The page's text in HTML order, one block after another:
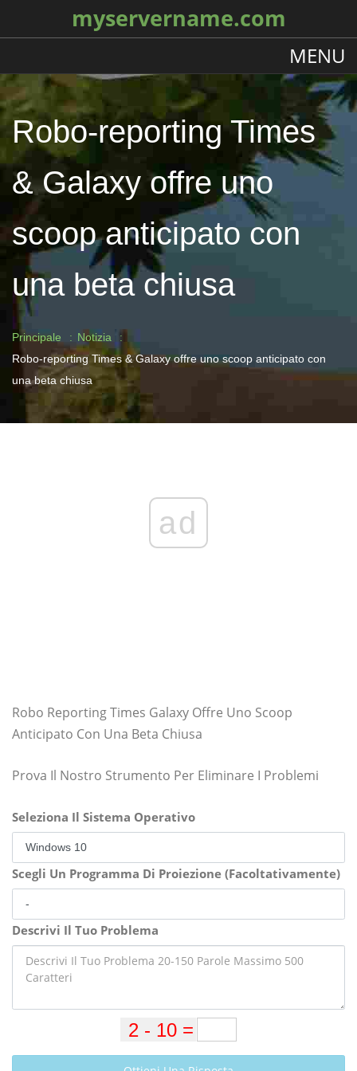
myservername.com
MENU
Robo-reporting Times
& Galaxy offre uno
scoop anticipato con
una beta chiusa
Principale
Notizia
Robo-reporting Times & Galaxy offre uno scoop anticipato con
una beta chiusa
ad
Robo Reporting Times Galaxy Offre Uno Scoop
Anticipato Con Una Beta Chiusa
Prova Il Nostro Strumento Per Eliminare I Problemi
Seleziona Il Sistema Operativo
Scegli Un Programma Di Proiezione (Facoltativamente)
Descrivi Il Tuo Problema